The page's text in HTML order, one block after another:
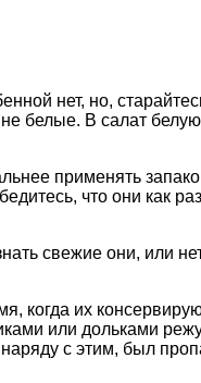
нет, но,
белые. В салат
применять
что они как
свежие они, или
когда их
или дольками
с этим, был